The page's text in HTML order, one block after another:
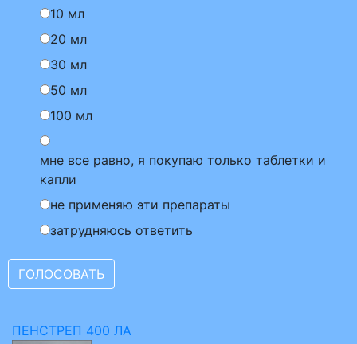
10 мл
20 мл
30 мл
50 мл
100 мл
мне все равно, я покупаю только таблетки и
капли
не применяю эти препараты
затрудняюсь ответить
ПЕНСТРЕП 400 ЛА